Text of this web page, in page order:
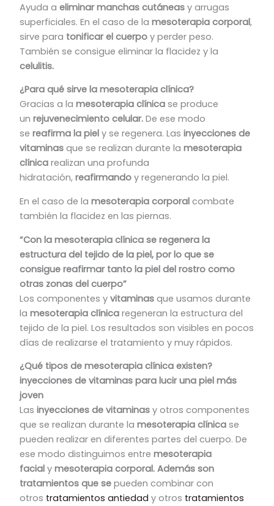
Ayuda aeliminar manchas cutáneas y arrugas
superficiales. En el caso de lamesoterapia corporal,
sirve para tonificar el cuerpo y perder peso.
También se consigue eliminar la flacidez y la
celulitis.
¿Para qué sirve la mesoterapia clínica?
Gracias a lamesoterapia clínica se produce
unrejuvenecimiento celular. De ese modo
sereafirma la piel y se regenera. Lasinyecciones de
vitaminas que se realizan durante lamesoterapia
clínica realizan una profunda
hidratación, reafirmando y regenerando la piel.
En el caso de lamesoterapia corporal combate
también la flacidez en las piernas.
“Con la mesoterapia clínica se regenera la
estructura del tejido de la piel, por lo que se
consigue reafirmar tanto la piel del rostro como
otras zonas del cuerpo”
Los componentes yvitaminas que usamos durante
la mesoterapia clínicaregeneran la estructura del
tejido de la piel. Los resultados son visibles en pocos
días de realizarse el tratamiento y muy rápidos.
¿Qué tipos de mesoterapia clínica existen?
inyecciones de vitaminas para lucir una piel más
joven
Lasinyecciones de vitaminas y otros componentes
que se realizan durante lamesoterapia clínica se
pueden realizar en diferentes partes del cuerpo. De
ese modo distinguimos entremesoterapia
facial ymesoterapia corporal. Además son
tratamientos que sepueden combinar con
otros tratamientos antiedad y otros tratamientos